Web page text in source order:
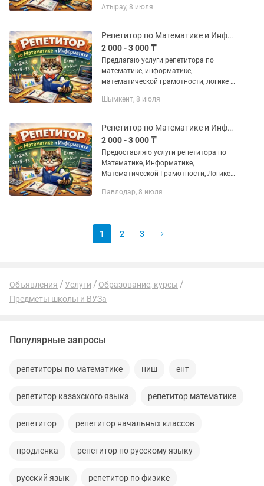
формате О себе: • Работал
образовательных...
Атырау, 8 июля
Репетитор по Математике и Информатике, Подготовка к ЕНТ (ОНЛАЙН)
2 000 - 3 000 ₸
Предлагаю услуги репетитора по
математике, информатике,
математической грамотности, логике и
преподавателем по математике в
Шымкент, 8 июля
Репетитор по Математике и Информатике, Подготовка к ЕНТ (ОНЛАЙН)
2 000 - 3 000 ₸
Предоставляю услуги репетитора по
Математике, Информатике,
Математической Грамотности, Логике
формате О себе: • Работал
Павлодар, 8 июля
1 2 3
Объявления Услуги
Образование, курсы
Предметы школы и ВУЗа
Популярные запросы
репетиторы по математике ниш ент
репетитор казахского языка репетитор математике
репетитор репетитор начальных классов
продленка репетитор по русскому языку
русский язык репетитор по физике